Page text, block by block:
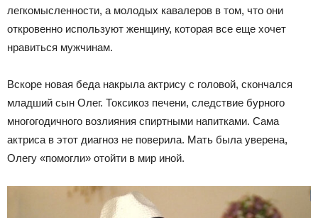
легкомысленности, а молодых кавалеров в том, что они
откровенно используют женщину, которая все еще хочет
нравиться мужчинам.
Вскоре новая беда накрыла актрису с головой, скончался
младший сын Олег. Токсикоз печени, следствие бурного
многогодичного возлияния спиртными напитками. Сама
актриса в этот диагноз не поверила. Мать была уверена,
Олегу «помогли» отойти в мир иной.